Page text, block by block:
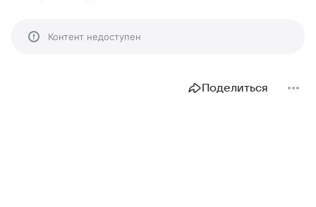
Контент недоступен
Поделиться